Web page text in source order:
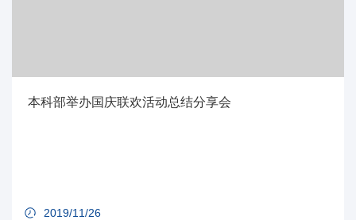
本科部举办国庆联欢活动总结分享会
2019/11/26